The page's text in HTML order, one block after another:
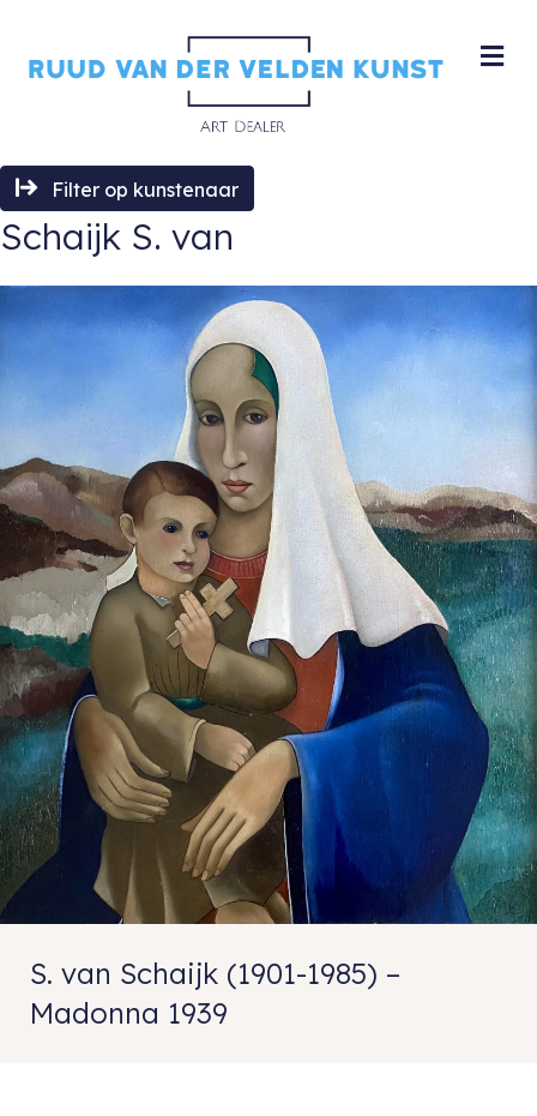
Filter op kunstenaar
Schaijk S. van
S. van Schaijk (1901-1985) –
Madonna 1939